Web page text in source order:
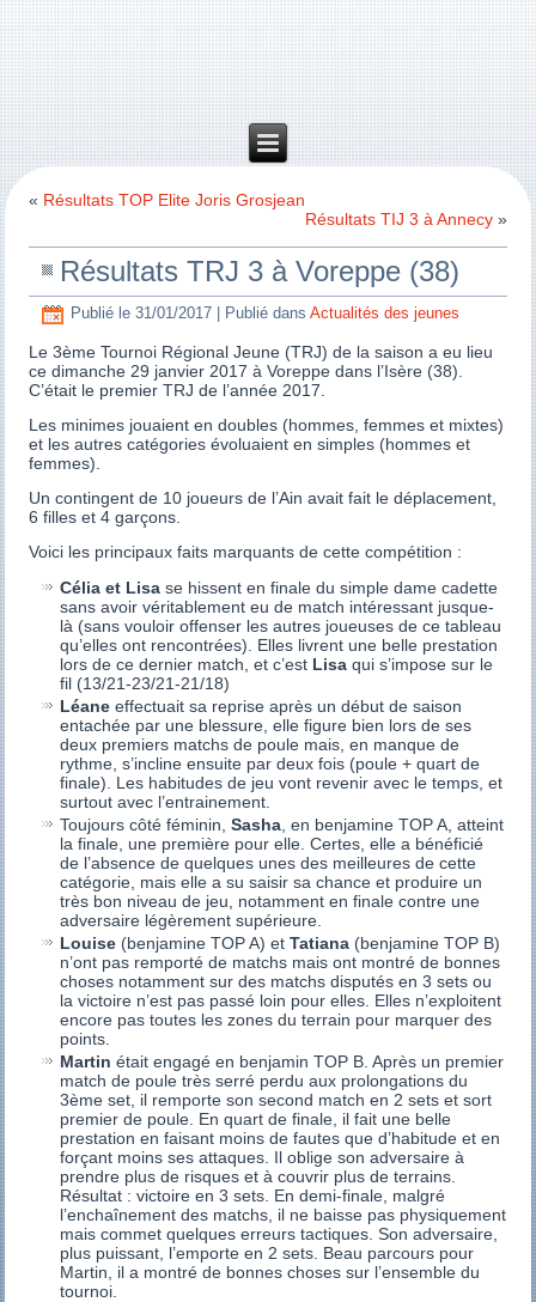
« Résultats TOP Elite Joris Grosjean
Résultats TIJ 3 à Annecy»
Résultats TRJ 3 à Voreppe (38)
Publié le 31/01/2017 Publié dans Actualités des jeunes
Le 3ème Tournoi Régional Jeune (TRJ) de la saison a eu lieu
ce dimanche 29 janvier 2017 à Voreppe dans l’Isère (38).
C’était le premier TRJ de l’année 2017.
Les minimes jouaient en doubles (hommes, femmes et mixtes)
et les autres catégories évoluaient en simples (hommes et
femmes).
Un contingent de 10 joueurs de l’Ain avait fait le déplacement,
6 filles et 4 garçons.
Voici les principaux faits marquants de cette compétition :
Célia et Lisa se hissent en finale du simple dame cadette
sans avoir véritablement eu de match intéressant jusque-
là (sans vouloir offenser les autres joueuses de ce tableau
qu’elles ont rencontrées). Elles livrent une belle prestation
lors de ce dernier match, et c’est Lisa qui s’impose sur le
fil (13/21-23/21-21/18)
Léane effectuait sa reprise après un début de saison
entachée par une blessure, elle figure bien lors de ses
deux premiers matchs de poule mais, en manque de
rythme, s’incline ensuite par deux fois (poule + quart de
finale). Les habitudes de jeu vont revenir avec le temps, et
surtout avec l’entrainement.
Toujours côté féminin,Sasha , en benjamine TOP A, atteint
la finale, une première pour elle. Certes, elle a bénéficié
de l’absence de quelques unes des meilleures de cette
catégorie, mais elle a su saisir sa chance et produire un
très bon niveau de jeu, notamment en finale contre une
adversaire légèrement supérieure.
Louise (benjamine TOP A) etTatiana (benjamine TOP B)
n’ont pas remporté de matchs mais ont montré de bonnes
choses notamment sur des matchs disputés en 3 sets ou
la victoire n’est pas passé loin pour elles. Elles n’exploitent
encore pas toutes les zones du terrain pour marquer des
points.
Martin était engagé en benjamin TOP B. Après un premier
match de poule très serré perdu aux prolongations du
3ème set, il remporte son second match en 2 sets et sort
premier de poule. En quart de finale, il fait une belle
prestation en faisant moins de fautes que d’habitude et en
forçant moins ses attaques. Il oblige son adversaire à
prendre plus de risques et à couvrir plus de terrains.
Résultat : victoire en 3 sets. En demi-finale, malgré
l’enchaînement des matchs, il ne baisse pas physiquement
mais commet quelques erreurs tactiques. Son adversaire,
plus puissant, l’emporte en 2 sets. Beau parcours pour
Martin, il a montré de bonnes choses sur l’ensemble du
tournoi.